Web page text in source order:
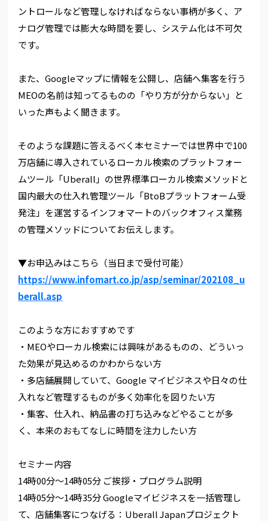
ントロールなど管理しなければならない事柄が多く、ア
ナログ管理では膨大な時間を要し、システム化は不可欠
です。
また、Googleマップに情報を公開し、店舗へ集客を行う
MEOの名前は知ってるものの「やり方が分からない」と
いった声もよく聞きます。
そのような課題に答えるべく本セミナーでは世界中で100
万店舗に導入されているローカル検索のプラットフォー
ムツール「Uberall」の世界標準ローカル検索メソッドと
国内最大の仕入れ管理ツール「BtoBプラットフォーム受
発注」を運営するインフォマートのバックオフィス業務
の管理メソッドについてお伝えします。
▼お申込みはこちら（当日まで受付可能）
https://www.infomart.co.jp/asp/seminar/202108_u
berall.asp
このような方におすすめです
・MEOやローカル検索には興味があるものの、どういっ
た効果が見込めるのかわからない方
・多店舗展開していて、Google マイビジネスや日々の仕
入れなど管理するものが多く効率化を図りたい方
・集客、仕入れ、納品書の打ち込みなどやることが多
く、本来のおもてなしに時間を注力したい方
セミナー内容
14時00分～14時05分 ご挨拶・プログラム説明
14時05分～14時35分 Googleマイビジネスを一括管理し
て、店舗集客につなげる：Uberall Japanプロジェクト